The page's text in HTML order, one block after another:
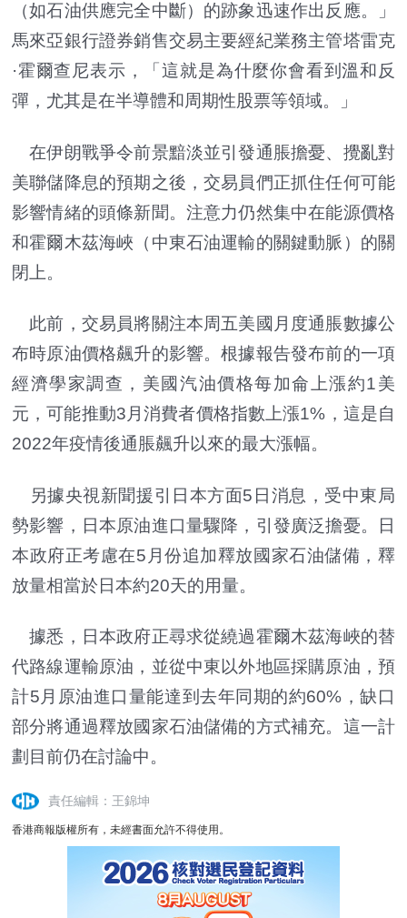
（如石油供應完全中斷）的跡象迅速作出反應。」
馬來亞銀行證券銷售交易主要經紀業務主管塔雷克
·霍爾查尼表示，「這就是為什麼你會看到溫和反
彈，尤其是在半導體和周期性股票等領域。」
在伊朗戰爭令前景黯淡並引發通脹擔憂、攪亂對
美聯儲降息的預期之後，交易員們正抓住任何可能
影響情緒的頭條新聞。注意力仍然集中在能源價格
和霍爾木茲海峽（中東石油運輸的關鍵動脈）的關
閉上。
此前，交易員將關注本周五美國月度通脹數據公
布時原油價格飆升的影響。根據報告發布前的一項
經濟學家調查，美國汽油價格每加侖上漲約1美
元，可能推動3月消費者價格指數上漲1%，這是自
2022年疫情後通脹飆升以來的最大漲幅。
另據央視新聞援引日本方面5日消息，受中東局
勢影響，日本原油進口量驟降，引發廣泛擔憂。日
本政府正考慮在5月份追加釋放國家石油儲備，釋
放量相當於日本約20天的用量。
據悉，日本政府正尋求從繞過霍爾木茲海峽的替
代路線運輸原油，並從中東以外地區採購原油，預
計5月原油進口量能達到去年同期的約60%，缺口
部分將通過釋放國家石油儲備的方式補充。這一計
劃目前仍在討論中。
責任編輯：王錦坤
香港商報版權所有，未經書面允許不得使用。